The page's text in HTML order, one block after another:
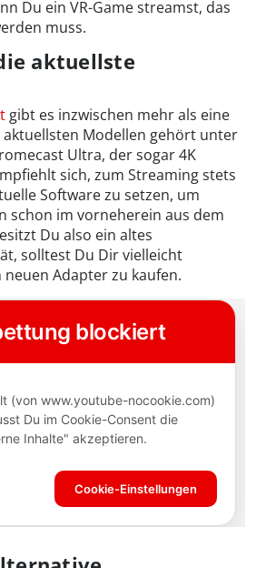
Du ein VR-Game streamst, das
muss.
aktuellste
gibt es inzwischen mehr als eine
aktuellsten Modellen gehört unter
Ultra, der sogar 4K
sich, zum Streaming stets
Software zu setzen, um
schon im vorneherein aus dem
Du also ein altes
solltest Du Dir vielleicht
Adapter zu kaufen.